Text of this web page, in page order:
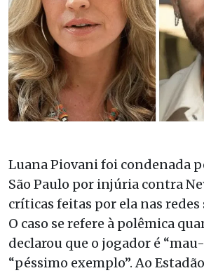
Luana Piovani foi condenada
São Paulo por injúria contra
críticas feitas por ela nas redes
O caso se refere à polêmica
declarou que o jogador é
“péssimo exemplo”. Ao